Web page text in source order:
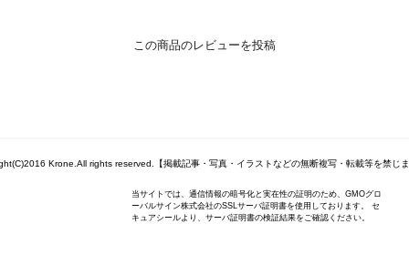
この商品のレビューを投稿
Krone.All rights reserved.【掲載記事・写真・イラストなどの無断複写・転載等を禁じま
当サイトでは、通信情報の暗号化と実在性の証明のため、GMOグロ
ーバルサイン株式会社のSSLサーバ証明書を使用しております。 セ
キュアシールより、サーバ証明書の検証結果をご確認ください。